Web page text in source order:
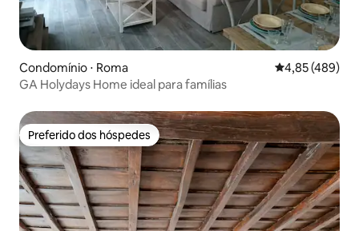
Condomínio ⋅ Roma 4,85 de uma
4,85 (489)
GA Holydays Home ideal para famílias
Preferido dos hóspedes
Preferido dos hóspedes